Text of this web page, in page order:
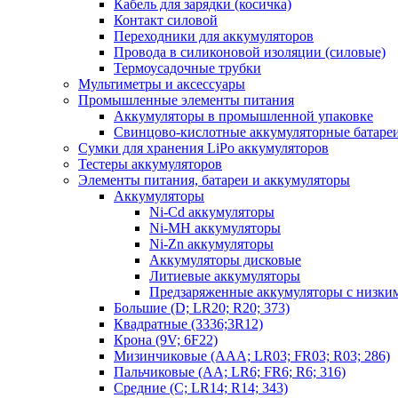
Кабель для зарядки (косичка)
Контакт силовой
Переходники для аккумуляторов
Провода в силиконовой изоляции (силовые)
Термоусадочные трубки
Мультиметры и аксессуары
Промышленные элементы питания
Аккумуляторы в промышленной упаковке
Свинцово-кислотные аккумуляторные
Сумки для хранения LiPo аккумуляторов
Тестеры аккумуляторов
Элементы питания, батареи и аккумуляторы
Аккумуляторы
Ni-Cd аккумуляторы
Ni-MH аккумуляторы
Ni-Zn аккумуляторы
Аккумуляторы дисковые
Литиевые аккумуляторы
Предзаряженные аккумуляторы с
Большие (D; LR20; R20; 373)
Квадратные (3336;3R12)
Крона (9V; 6F22)
Мизинчиковые (AAA; LR03; FR03; R03; 286)
Пальчиковые (AA; LR6; FR6; R6; 316)
Средние (C; LR14; R14; 343)